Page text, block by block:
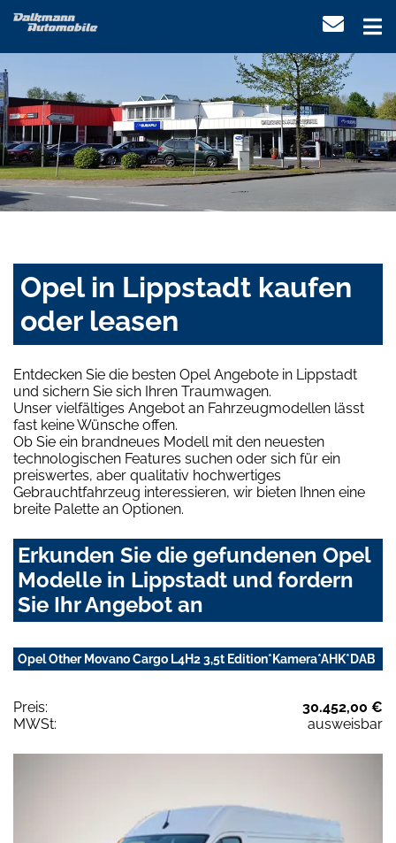
Opel in Lippstadt kaufen
oder leasen
Entdecken Sie die besten Opel Angebote in Lippstadt
und sichern Sie sich Ihren Traumwagen.
Unser vielfältiges Angebot an Fahrzeugmodellen lässt
fast keine Wünsche offen.
Ob Sie ein brandneues Modell mit den neuesten
technologischen Features suchen oder sich für ein
preiswertes, aber qualitativ hochwertiges
Gebrauchtfahrzeug interessieren, wir bieten Ihnen eine
breite Palette an Optionen.
Erkunden Sie die gefundenen Opel
Modelle in Lippstadt und fordern
Sie Ihr Angebot an
Opel Other Movano Cargo L4H2 3,5t Edition*Kamera*AHK*DAB
Preis:
30.452,00 €
MWSt:
ausweisbar